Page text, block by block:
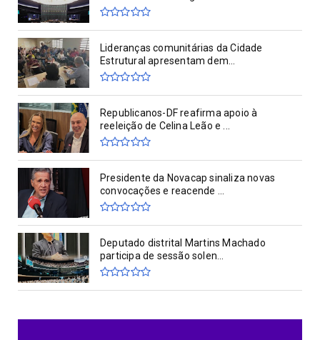
Lideranças comunitárias da Cidade
Estrutural apresentam dem...
Republicanos-DF reafirma apoio à
reeleição de Celina Leão e ...
Presidente da Novacap sinaliza novas
convocações e reacende ...
Deputado distrital Martins Machado
participa de sessão solen...